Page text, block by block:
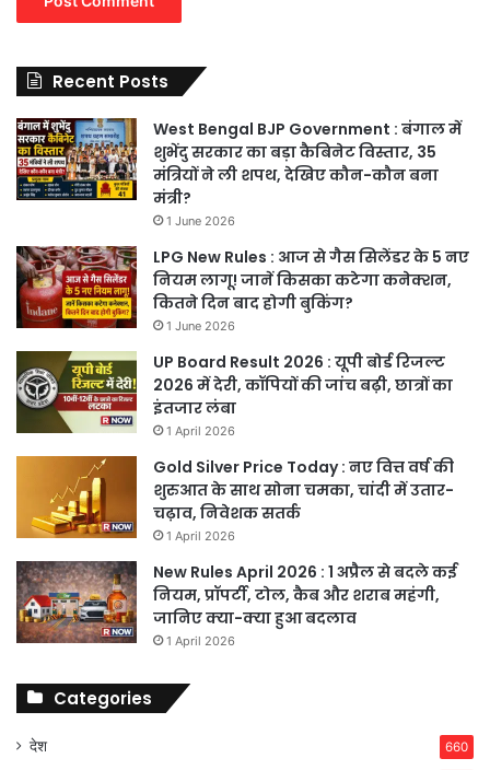
Recent Posts
West Bengal BJP Government : बंगाल में
शुभेंदु सरकार का बड़ा कैबिनेट विस्तार, 35
मंत्रियों ने ली शपथ, देखिए कौन-कौन बना
मंत्री?
1 June 2026
LPG New Rules : आज से गैस सिलेंडर के 5 नए
नियम लागू! जानें किसका कटेगा कनेक्शन,
कितने दिन बाद होगी बुकिंग?
1 June 2026
UP Board Result 2026 : यूपी बोर्ड रिजल्ट
2026 में देरी, कॉपियों की जांच बढ़ी, छात्रों का
इंतजार लंबा
1 April 2026
Gold Silver Price Today : नए वित्त वर्ष की
शुरुआत के साथ सोना चमका, चांदी में उतार-
चढ़ाव, निवेशक सतर्क
1 April 2026
New Rules April 2026 : 1 अप्रैल से बदले कई
नियम, प्रॉपर्टी, टोल, कैब और शराब महंगी,
जानिए क्या-क्या हुआ बदलाव
1 April 2026
Categories
देश 660